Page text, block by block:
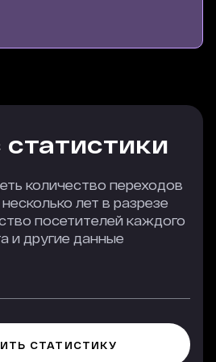
количество переходов
лет в разрезе
посетителей каждого
и другие данные